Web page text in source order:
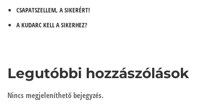
CSAPATSZELLEM, A SIKERÉRT!
A KUDARC KELL A SIKERHEZ?
Legutóbbi hozzászólások
Nincs megjeleníthető bejegyzés.